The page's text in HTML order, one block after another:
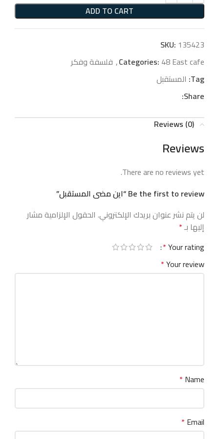
ADD TO CART
SKU: 135423
Categories: 48 East cafe
, فلسفة وفكر
Tag: المستقبل
Share:
Reviews (0)
Reviews
There are no reviews yet.
Be the first to review “اين مضى المستقبل”
لن يتم نشر عنوان بريدك الإلكتروني. الحقول الإلزامية مشار
إليها بـ*
Your rating
*
Your review
*
Name
*
Email
*